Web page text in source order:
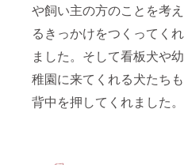
や飼い主の方のことを考え
るきっかけをつくってくれ
ました。そして看板犬や幼
稚園に来てくれる犬たちも
背中を押してくれました。